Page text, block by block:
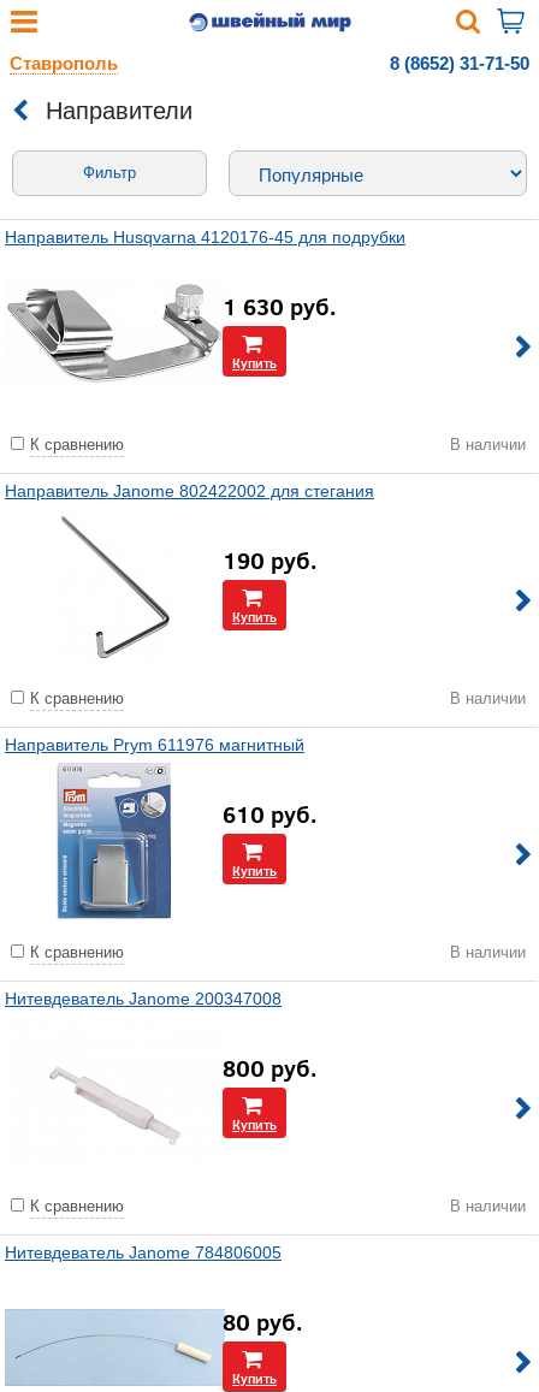
Ставрополь 8 (8652) 31-71-50
Направители
Фильтр
Направитель Husqvarna 4120176-45 для подрубки
1 630 руб.
Купить
К сравнению В наличии
Направитель Janome 802422002 для стегания
190 руб.
Купить
К сравнению В наличии
Направитель Prym 611976 магнитный
610 руб.
Купить
К сравнению В наличии
Нитевдеватель Janome 200347008
800 руб.
Купить
К сравнению В наличии
Нитевдеватель Janome 784806005
80 руб.
Купить